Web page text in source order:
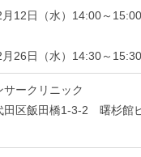
月12日（水）14:00～15:00
月26日（水）14:30～15:30
サークリニック
田区飯田橋1-3-2 曙杉館